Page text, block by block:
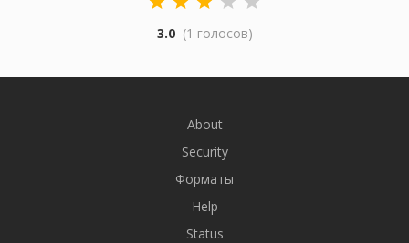
3.0 (1 голосов)
About
Security
Форматы
Help
Status